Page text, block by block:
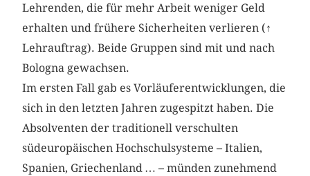
Lehrenden, die für mehr Arbeit weniger Geld
erhalten und frühere Sicherheiten verlieren (↑
Lehrauftrag). Beide Gruppen sind mit und nach
Bologna gewachsen.
Im ersten Fall gab es Vorläuferentwicklungen, die
sich in den letzten Jahren zugespitzt haben. Die
Absolventen der traditionell verschulten
südeuropäischen Hochschulsysteme – Italien,
Spanien, Griechenland … – münden zunehmend